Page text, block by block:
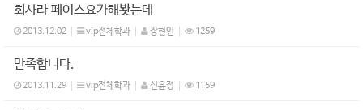
회사라 페이스요가해봣는데
2013.12.02 vip전체학과 장현인 1259
만족합니다.
2013.11.29 vip전체학과 신윤정 1159